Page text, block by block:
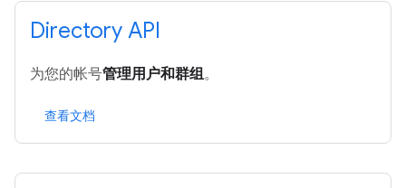
Directory API
为您的帐号管理用户和群组。
查看文档